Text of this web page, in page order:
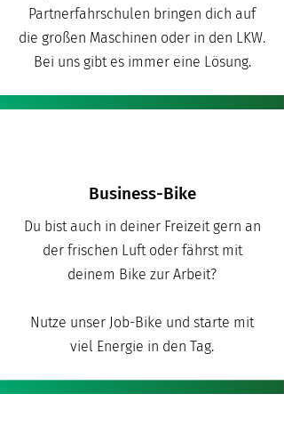
Partnerfahrschulen bringen dich auf
die großen Maschinen oder in den LKW.
Bei uns gibt es immer eine Lösung.
Business-Bike
Du bist auch in deiner Freizeit gern an
der frischen Luft oder fährst mit
deinem Bike zur Arbeit?
Nutze unser Job-Bike und starte mit
viel Energie in den Tag.